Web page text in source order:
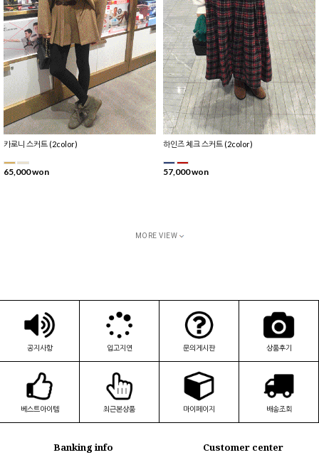
카로니 스커트 (2color)
65,000 won
하인즈 체크 스커트 (2color)
57,000 won
MORE VIEW
공지사항 입고지연 문의게시판 상품후기
베스트아이템 최근본상품 마이페이지 배송조회
Banking info
Customer center